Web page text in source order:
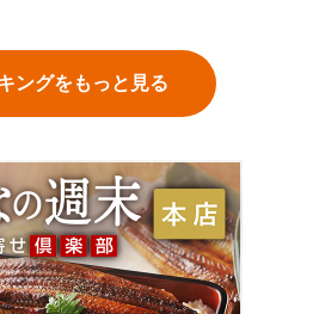
ングをもっと見る